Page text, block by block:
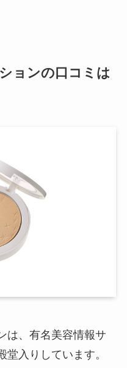
ョンの口コミは
は、有名美容情報サ
入りしています。